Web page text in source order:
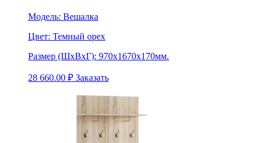
Модель: Вешалка
Цвет: Темный орех
Размер (ШхВхГ): 970х1670х170мм.
28 660.00 ₽ Заказать